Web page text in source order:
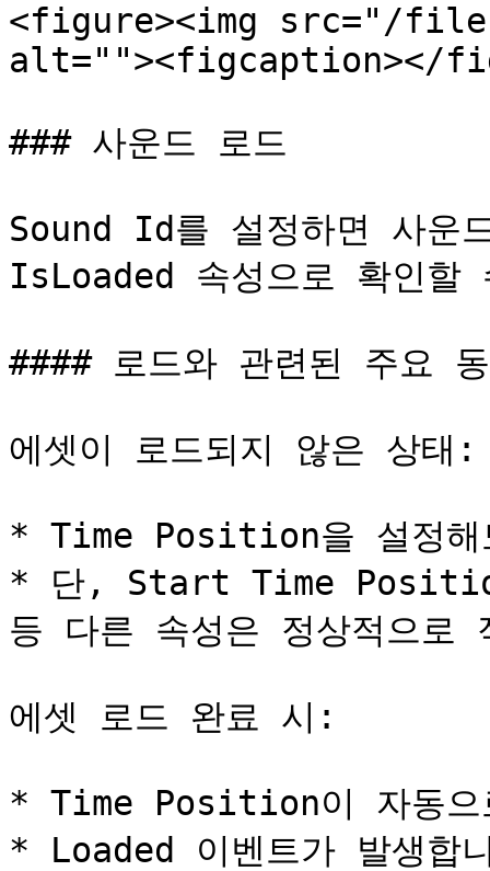
<figure><img src="/files/
alt=""><figcaption></
### 사운드 로드
Sound Id를 설정하면 사운
IsLoaded 속성으로 확인할
#### 로드와 관련된 주요
에셋이 로드되지 않은 상태:
* Time Position을 설정해
* 단, Start Time
등 다른 속성은 정상적으로
에셋 로드 완료 시:
* Time Position이 자동으
* Loaded 이벤트가 발생합